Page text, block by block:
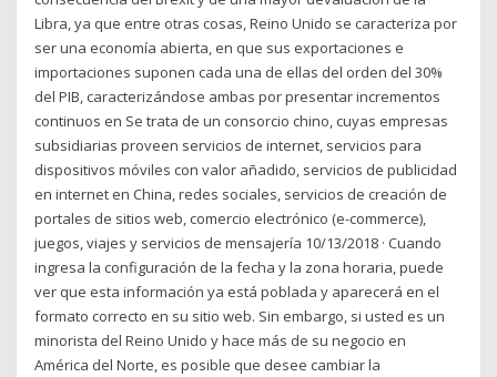
Libra, ya que entre otras cosas, Reino Unido se caracteriza por
ser una economía abierta, en que sus exportaciones e
importaciones suponen cada una de ellas del orden del 30%
del PIB, caracterizándose ambas por presentar incrementos
continuos en Se trata de un consorcio chino, cuyas empresas
subsidiarias proveen servicios de internet, servicios para
dispositivos móviles con valor añadido, servicios de publicidad
en internet en China, redes sociales, servicios de creación de
portales de sitios web, comercio electrónico (e-commerce),
juegos, viajes y servicios de mensajería 10/13/2018 · Cuando
ingresa la configuración de la fecha y la zona horaria, puede
ver que esta información ya está poblada y aparecerá en el
formato correcto en su sitio web. Sin embargo, si usted es un
minorista del Reino Unido y hace más de su negocio en
América del Norte, es posible que desee cambiar la